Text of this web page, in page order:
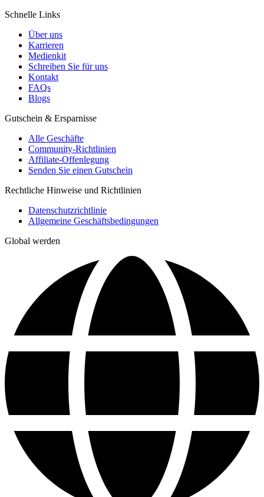
Schnelle Links
Über uns
Karrieren
Medienkit
Schreiben Sie für uns
Kontakt
FAQs
Blogs
Gutschein & Ersparnisse
Alle Geschäfte
Community-Richtlinien
Affiliate-Offenlegung
Senden Sie einen Gutschein
Rechtliche Hinweise und Richtlinien
Datenschutzrichtlinie
Allgemeine Geschäftsbedingungen
Global werden